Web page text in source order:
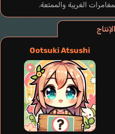
الغريبة والممتعة.
Ootsuki Atsushi